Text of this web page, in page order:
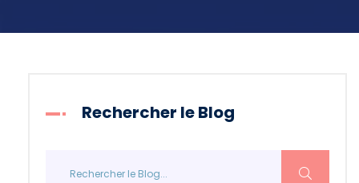
Rechercher le Blog